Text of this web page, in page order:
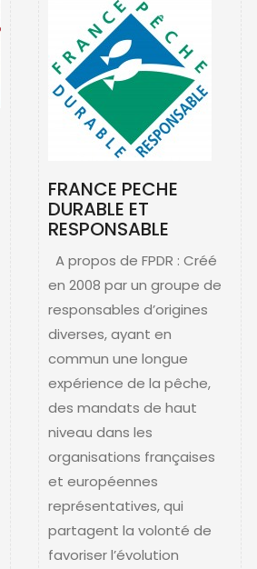
FRANCE PECHE
DURABLE ET
RESPONSABLE
A propos de FPDR : Créé
en 2008 par un groupe de
responsables d’origines
diverses, ayant en
commun une longue
expérience de la pêche,
des mandats de haut
niveau dans les
organisations françaises
et européennes
représentatives, qui
partagent la volonté de
favoriser l’évolution